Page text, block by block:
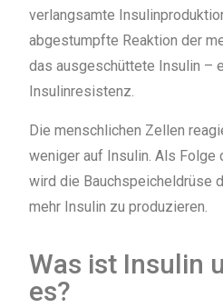
verlangsamte
abgestumpfte Reaktion der
das ausgeschüttete Insulin –
Insulinresistenz.
Die menschlichen Zellen
weniger auf Insulin. Als Folge
wird die Bauchspeicheldrüse
mehr Insulin zu produzieren.
Was ist Insulin
es?